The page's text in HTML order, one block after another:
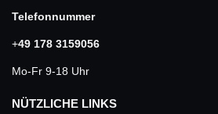
Telefonnummer
+49 178 3159056
Mo-Fr 9-18 Uhr
NÜTZLICHE LINKS